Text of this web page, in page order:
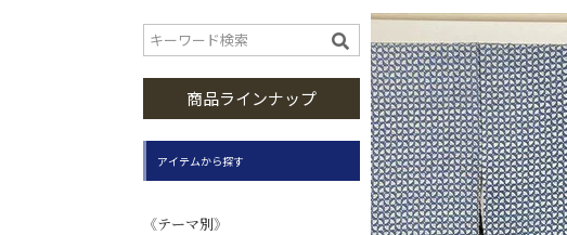
商品ラインナップ
アイテムから探す
《テーマ別》